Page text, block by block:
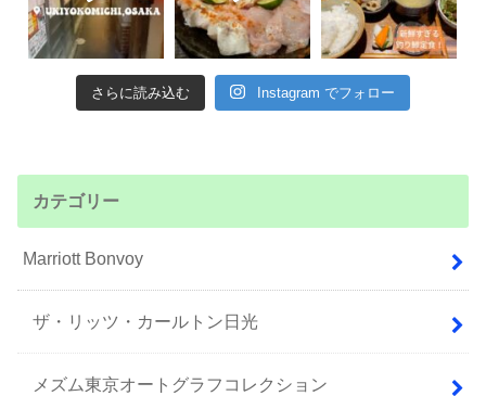
さらに読み込む Instagram でフォロー
カテゴリー
Marriott Bonvoy
ザ・リッツ・カールトン日光
メズム東京オートグラフコレクション